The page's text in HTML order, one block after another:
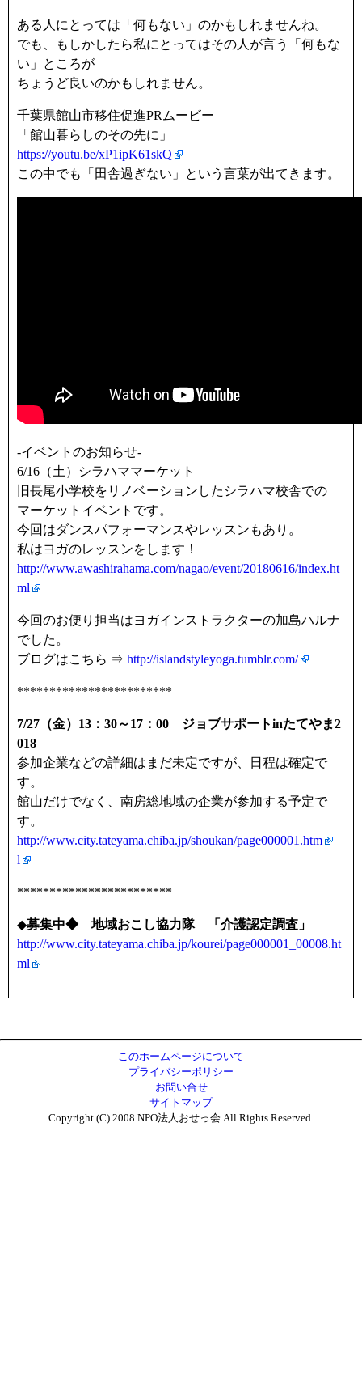
ある人にとっては「何もない」のかもしれませんね。
でも、もしかしたら私にとってはその人が言う「何もな
い」ところが
ちょうど良いのかもしれません。
千葉県館山市移住促進PRムービー
「館山暮らしのその先に」
https://youtu.be/xP1ipK61skQ
この中でも「田舎過ぎない」という言葉が出てきます。
-イベントのお知らせ-
6/16（土）シラハママーケット
旧長尾小学校をリノベーションしたシラハマ校舎での
マーケットイベントです。
今回はダンスパフォーマンスやレッスンもあり。
私はヨガのレッスンをします！
http://www.awashirahama.com/nagao/event/20180616/index.ht
ml
今回のお便り担当はヨガインストラクターの加島ハルナ
でした。
ブログはこちら ⇒ http://islandstyleyoga.tumblr.com/
************************
7/27（金）13：30～17：00 ジョブサポートinたてやま2
018
参加企業などの詳細はまだ未定ですが、日程は確定で
す。
館山だけでなく、南房総地域の企業が参加する予定で
す。
http://www.city.tateyama.chiba.jp/shoukan/page000001.htm
l
************************
◆募集中◆ 地域おこし協力隊 「介護認定調査」
http://www.city.tateyama.chiba.jp/kourei/page000001_00008.ht
ml
このホームページについて
プライバシーポリシー
お問い合せ
サイトマップ
Copyright (C) 2008 NPO法人おせっ会 All Rights Reserved.